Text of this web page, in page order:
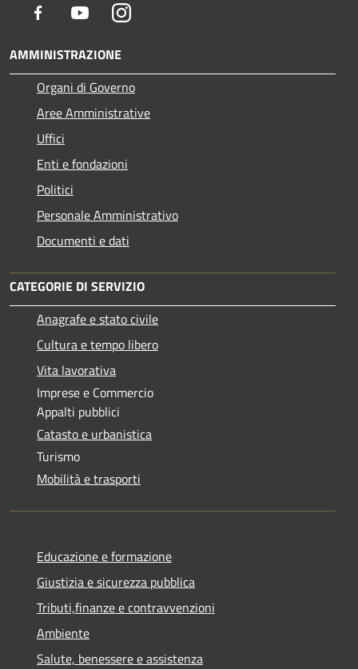
Facebook YoutubeInstagram
AMMINISTRAZIONE
Organi di Governo
Aree Amministrative
Uffici
Enti e fondazioni
Politici
Personale Amministrativo
Documenti e dati
CATEGORIE DI SERVIZIO
Anagrafe e stato civile
Cultura e tempo libero
Vita lavorativa
Imprese e Commercio
Appalti pubblici
Catasto e urbanistica
Turismo
Mobilità e trasporti
Educazione e formazione
Giustizia e sicurezza pubblica
Tributi,finanze e contravvenzioni
Ambiente
Salute, benessere e assistenza